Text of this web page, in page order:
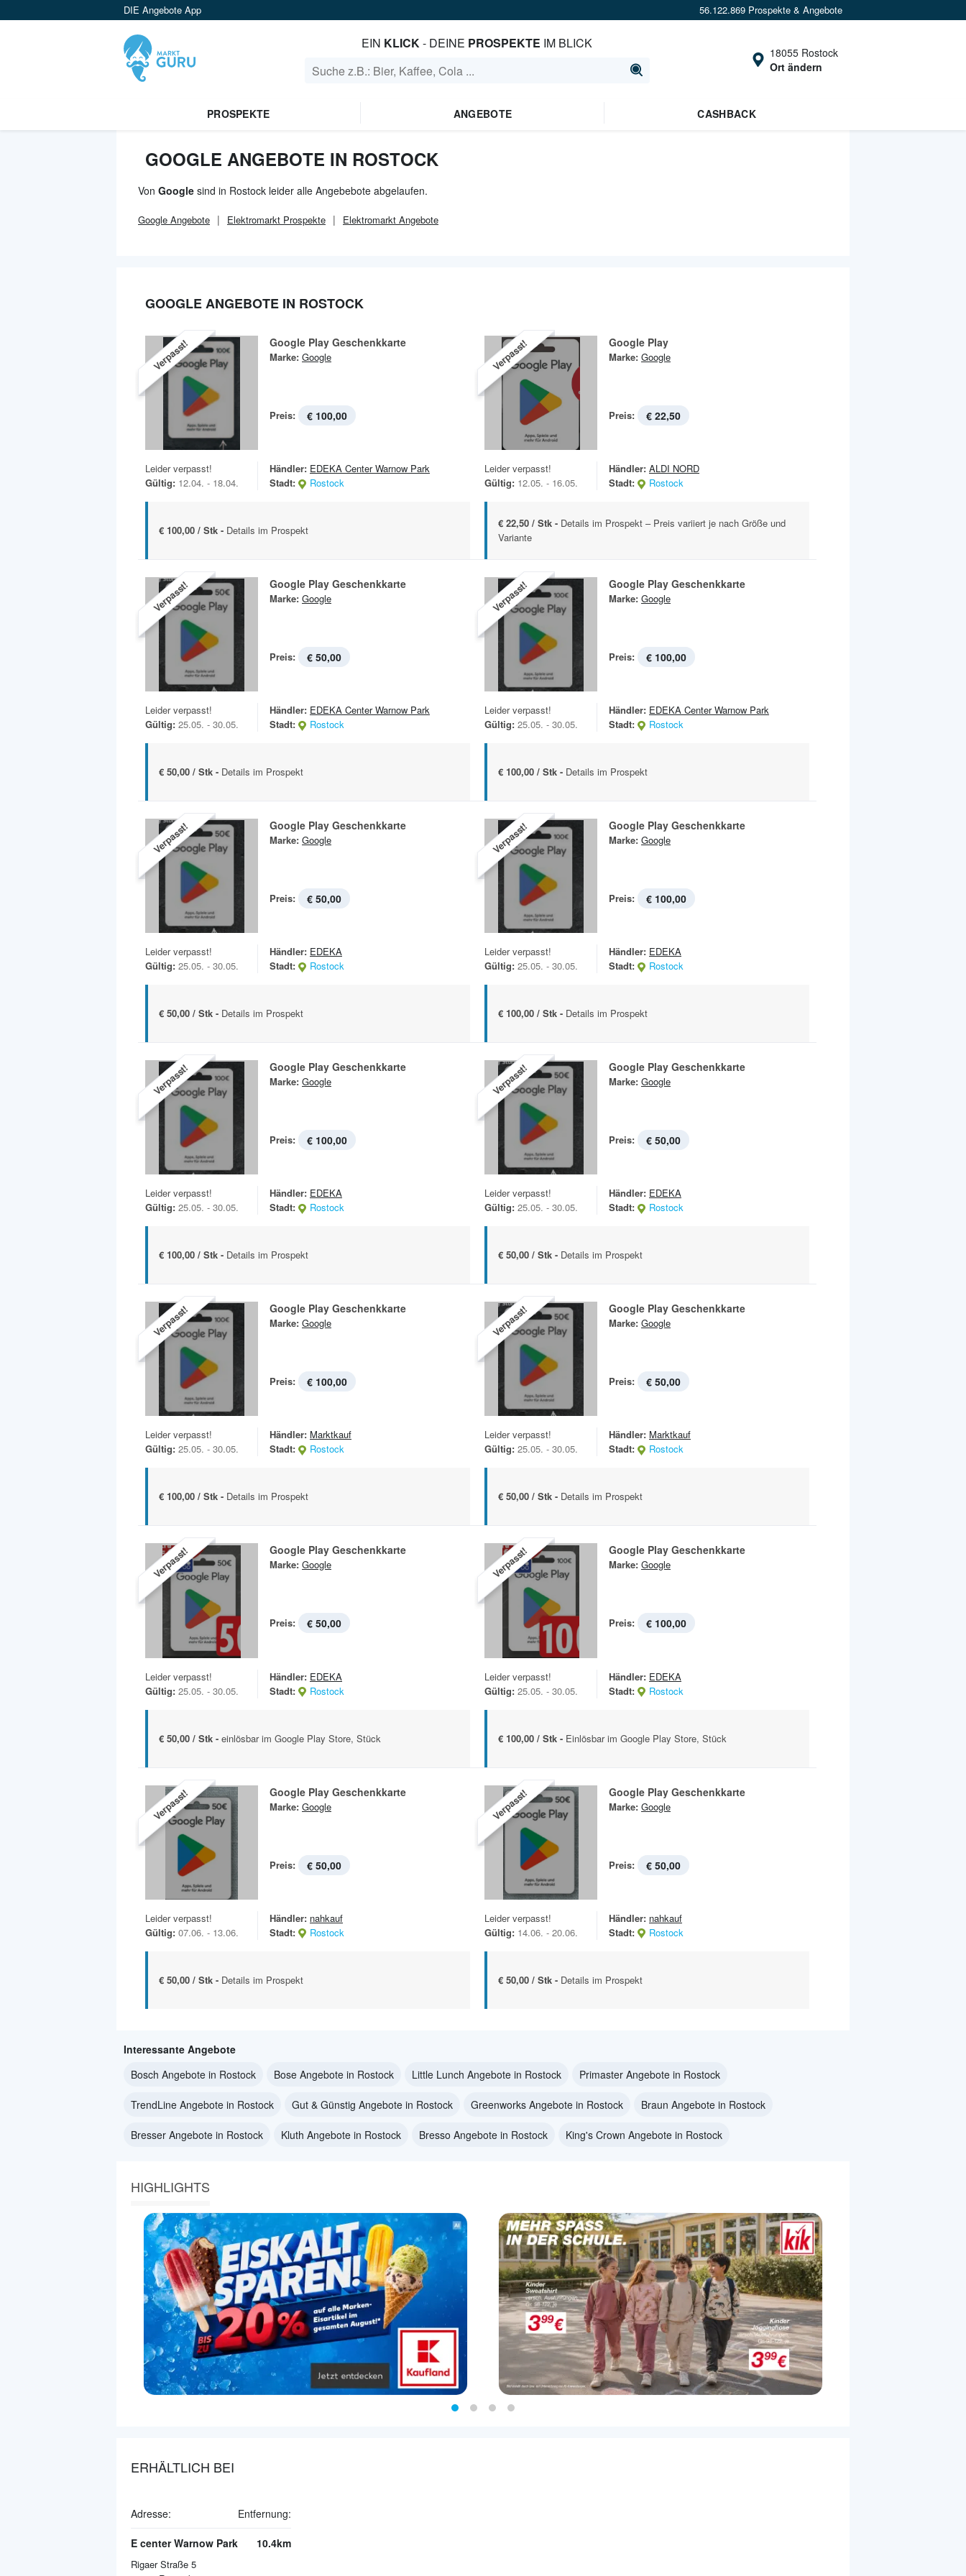
DIE Angebote App 56.122.869 Prospekte & Angebote
EIN KLICK- DEINE PROSPEKTE IM BLICK
18055 Rostock
Ort ändern
PROSPEKTE ANGEBOTE CASHBACK
GOOGLE ANGEBOTE IN ROSTOCK
Von Google sind in Rostock leider alle Angebebote abgelaufen.
Google Angebote Elektromarkt Prospekte Elektromarkt Angebote
GOOGLE ANGEBOTE IN ROSTOCK
Verpasst! Google Play Geschenkkarte
Marke: Google
Preis: € 100,00
Leider verpasst!
Gültig: 12.04. - 18.04.
Händler: EDEKA Center Warnow Park
Stadt:
Rostock
€ 100,00 / Stk - Details im Prospekt
Verpasst! Google Play
Marke: Google
Preis: € 22,50
Leider verpasst!
Gültig: 12.05. - 16.05.
Händler: ALDI NORD
Stadt:
Rostock
€ 22,50 / Stk - Details im Prospekt – Preis variiert je nach Größe und
Variante
Verpasst! Google Play Geschenkkarte
Marke: Google
Preis: € 50,00
Leider verpasst!
Gültig: 25.05. - 30.05.
Händler: EDEKA Center Warnow Park
Stadt:
Rostock
€ 50,00 / Stk - Details im Prospekt
Verpasst! Google Play Geschenkkarte
Marke: Google
Preis: € 100,00
Leider verpasst!
Gültig: 25.05. - 30.05.
Händler: EDEKA Center Warnow Park
Stadt:
Rostock
€ 100,00 / Stk - Details im Prospekt
Verpasst! Google Play Geschenkkarte
Marke: Google
Preis: € 50,00
Leider verpasst!
Gültig: 25.05. - 30.05.
Händler: EDEKA
Stadt:
Rostock
€ 50,00 / Stk - Details im Prospekt
Verpasst! Google Play Geschenkkarte
Marke: Google
Preis: € 100,00
Leider verpasst!
Gültig: 25.05. - 30.05.
Händler: EDEKA
Stadt:
Rostock
€ 100,00 / Stk - Details im Prospekt
Verpasst! Google Play Geschenkkarte
Marke: Google
Preis: € 100,00
Leider verpasst!
Gültig: 25.05. - 30.05.
Händler: EDEKA
Stadt:
Rostock
€ 100,00 / Stk - Details im Prospekt
Verpasst! Google Play Geschenkkarte
Marke: Google
Preis: € 50,00
Leider verpasst!
Gültig: 25.05. - 30.05.
Händler: EDEKA
Stadt:
Rostock
€ 50,00 / Stk - Details im Prospekt
Verpasst! Google Play Geschenkkarte
Marke: Google
Preis: € 100,00
Leider verpasst!
Gültig: 25.05. - 30.05.
Händler: Marktkauf
Stadt:
Rostock
€ 100,00 / Stk - Details im Prospekt
Verpasst! Google Play Geschenkkarte
Marke: Google
Preis: € 50,00
Leider verpasst!
Gültig: 25.05. - 30.05.
Händler: Marktkauf
Stadt:
Rostock
€ 50,00 / Stk - Details im Prospekt
Verpasst! Google Play Geschenkkarte
Marke: Google
Preis: € 50,00
Leider verpasst!
Gültig: 25.05. - 30.05.
Händler: EDEKA
Stadt:
Rostock
€ 50,00 / Stk - einlösbar im Google Play Store, Stück
Verpasst! Google Play Geschenkkarte
Marke: Google
Preis: € 100,00
Leider verpasst!
Gültig: 25.05. - 30.05.
Händler: EDEKA
Stadt:
Rostock
€ 100,00 / Stk - Einlösbar im Google Play Store, Stück
Verpasst! Google Play Geschenkkarte
Marke: Google
Preis: € 50,00
Leider verpasst!
Gültig: 07.06. - 13.06.
Händler: nahkauf
Stadt:
Rostock
€ 50,00 / Stk - Details im Prospekt
Verpasst! Google Play Geschenkkarte
Marke: Google
Preis: € 50,00
Leider verpasst!
Gültig: 14.06. - 20.06.
Händler: nahkauf
Stadt:
Rostock
€ 50,00 / Stk - Details im Prospekt
Interessante Angebote
Bosch Angebote in Rostock
Bose Angebote in Rostock Little Lunch Angebote in Rostock Primaster Angebote in Rostock
TrendLine Angebote in Rostock Gut & Günstig Angebote in Rostock Greenworks Angebote in Rostock Braun Angebote in Rostock
Bresser Angebote in Rostock Kluth Angebote in Rostock Bresso Angebote in Rostock King's Crown Angebote in Rostock
HIGHLIGHTS
ERHÄLTLICH BEI
Adresse: Entfernung:
E center Warnow Park
Rigaer Straße 5
10.4km